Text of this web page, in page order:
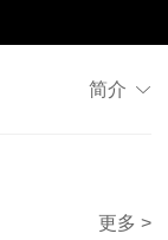
简介
更多 >